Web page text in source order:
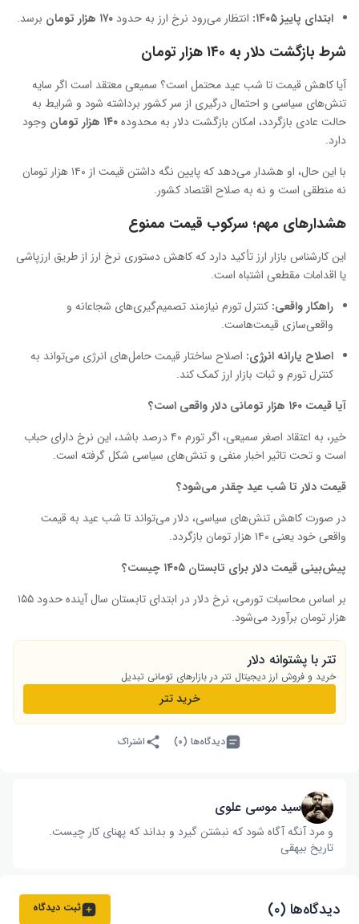
ابتدای پاییز۱۴۰۵: انتظار می‌رود نرخ ارز به حدود ۱۷۰ هزار تومان برسد.
شرط بازگشت دلار به ۱۴۰ هزار تومان
آیا کاهش قیمت تا شب عید محتمل است؟ سمیعی معتقد است اگر سایه
تنش‌های سیاسی و احتمال درگیری از سر کشور برداشته شود و شرایط به
حالت عادی بازگردد، امکان بازگشت دلار به محدوده۱۴۰ هزار تومان
وجود
دارد.
با این حال، او هشدار می‌دهد که پایین نگه داشتن قیمت از ۱۴۰ هزار تومان
نه منطقی است و نه به صلاح اقتصاد کشور.
هشدارهای مهم؛ سرکوب قیمت ممنوع
این کارشناس بازار ارز تأکید دارد که کاهش دستوری نرخ ارز از طریق ارزپاشی
یا اقدامات مقطعی اشتباه است.
راهکار واقعی: کنترل تورم نیازمند تصمیم‌گیری‌های شجاعانه و
واقعی‌سازی قیمت‌هاست.
اصلاح یارانه انرژی: اصلاح ساختار قیمت حامل‌های انرژی می‌تواند به
کنترل تورم و ثبات بازار ارز کمک کند.
آیا قیمت ۱۶۰ هزار تومانی دلار واقعی است؟
خیر، به اعتقاد اصغر سمیعی، اگر تورم ۴۰ درصد باشد، این نرخ دارای حباب
است و تحت تاثیر اخبار منفی و تنش‌های سیاسی شکل گرفته است.
قیمت دلار تا شب عید چقدر می‌شود؟
در صورت کاهش تنش‌های سیاسی، دلار می‌تواند تا شب عید به قیمت
واقعی خود یعنی ۱۴۰ هزار تومان بازگردد.
پیش‌بینی قیمت دلار برای تابستان ۱۴۰۵ چیست؟
بر اساس محاسبات تورمی، نرخ دلار در ابتدای تابستان سال آینده حدود ۱۵۵
هزار تومان برآورد می‌شود.
تتر با پشتوانه دلار
خرید و فروش ارز دیجیتال تتر در بازارهای تومانی تبدیل
خرید تتر
دیدگاه‌ها (۰) اشتراک
سید موسی علوی
و مرد آنگه آگاه شود که نبشتن گیرد و بداند که پهنای کار چیست‌.
تاریخ بیهقی
دیدگاه‌ها (۰) ثبت دیدگاه